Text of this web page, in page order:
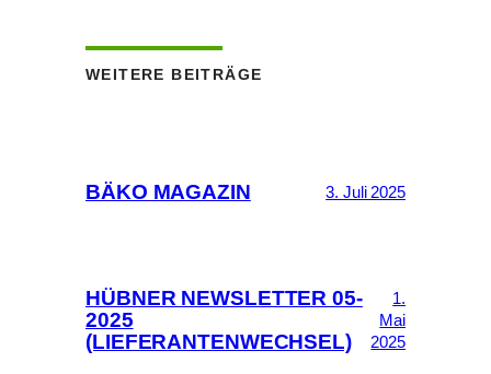
WEITERE BEITRÄGE
BÄKO MAGAZIN 3. Juli 2025
HÜBNER NEWSLETTER 05-
2025
(LIEFERANTENWECHSEL)
1.
Mai
2025